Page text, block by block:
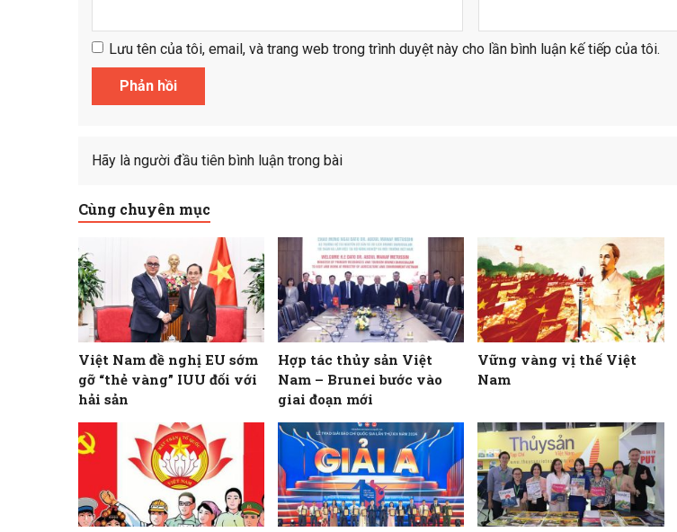
Lưu tên của tôi, email, và trang web trong trình duyệt này cho lần bình luận kế tiếp của tôi.
Hãy là người đầu tiên bình luận trong bài
Cùng chuyên mục
Việt Nam đề nghị EU sớm
gỡ “thẻ vàng” IUU đối với
hải sản
Hợp tác thủy sản Việt
Nam – Brunei bước vào
giai đoạn mới
Vững vàng vị thế Việt
Nam